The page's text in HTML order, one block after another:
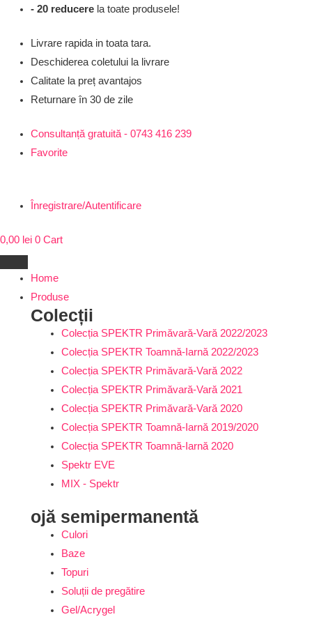
content
- 20 reducerela toate produsele!
Livrare rapida in toata tara.
Deschiderea coletului la livrare
Calitate la preț avantajos
Returnare în 30 de zile
Consultanță gratuită - 0743 416 239
Favorite
Înregistrare/Autentificare
0,00 lei 0 Cart
Home
Produse
Colecții
Colecția SPEKTR Primăvară-Vară 2022/2023
Colecția SPEKTR Toamnă-Iarnă 2022/2023
Colecția SPEKTR Primăvară-Vară 2022
Colecția SPEKTR Primăvară-Vară 2021
Colecția SPEKTR Primăvară-Vară 2020
Colecția SPEKTR Toamnă-Iarnă 2019/2020
Colecția SPEKTR Toamnă-Iarnă 2020
Spektr EVE
MIX - Spektr
ojă semipermanentă
Culori
Baze
Topuri
Soluții de pregătire
Gel/Acrygel